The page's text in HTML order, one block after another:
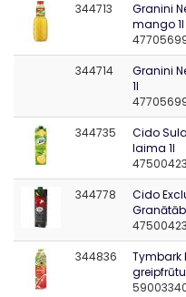
344713
Granini
mango 1l
344714
Granini
1l
344735
Cido
laima 1l
344778
Cido
344836
Tymbark
greipfrūtu